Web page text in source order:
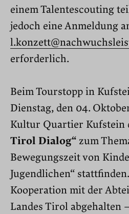
einem Talentescouting
jedoch eine Anmeldung
erforderlich.
Beim Tourstopp in
Dienstag, den 04.
Kultur Quartier Kufstein
Tirol Dialog“ zum
Bewegungszeit von
Jugendlichen“
Kooperation mit der
Landes Tirol abgehalten